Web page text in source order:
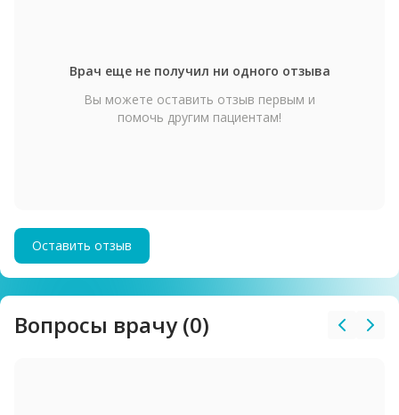
Врач еще не получил ни одного отзыва
Вы можете оставить отзыв первым и
помочь другим пациентам!
Оставить отзыв
Вопросы врачу (0)